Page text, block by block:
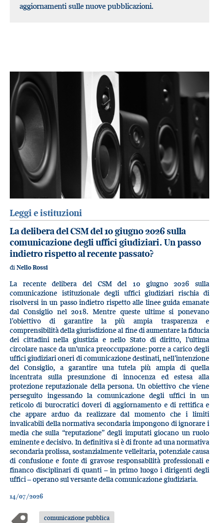
aggiornamenti sulle nuove pubblicazioni.
Leggi e istituzioni
La delibera del CSM del 10 giugno 2026 sulla
comunicazione degli uffici giudiziari. Un passo
indietro rispetto al recente passato?
di Nello Rossi
La recente delibera del CSM del 10 giugno 2026 sulla
comunicazione istituzionale degli uffici giudiziari rischia di
risolversi in un passo indietro rispetto alle linee guida emanate
dal Consiglio nel 2018. Mentre queste ultime si ponevano
l’obiettivo di garantire la più ampia trasparenza e
comprensibilità della giurisdizione al fine di aumentare la fiducia
dei cittadini nella giustizia e nello Stato di diritto, l’ultima
circolare nasce da un’unica preoccupazione: porre a carico degli
uffici giudiziari oneri di comunicazione destinati, nell’intenzione
del Consiglio, a garantire una tutela più ampia di quella
incentrata sulla presunzione di innocenza ed estesa alla
protezione reputazionale della persona. Un obiettivo che viene
perseguito ingessando la comunicazione degli uffici in un
reticolo di burocratici doveri di aggiornamento e di rettifica e
che appare arduo da realizzare dal momento che i limiti
invalicabili della normativa secondaria impongono di ignorare i
media che sulla “reputazione” degli imputati giocano un ruolo
eminente e decisivo. In definitiva si è di fronte ad una normativa
secondaria prolissa, sostanzialmente velleitaria, potenziale causa
di confusione e fonte di gravose responsabilità professionali e
financo disciplinari di quanti – in primo luogo i dirigenti degli
uffici – operano sul versante della comunicazione giudiziaria.
14/07/2026
comunicazione pubblica